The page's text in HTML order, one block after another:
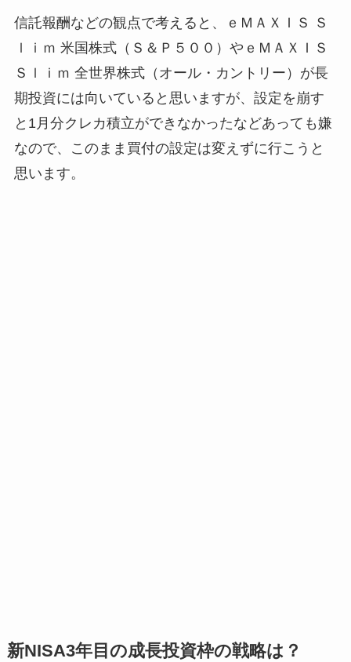
信託報酬などの観点で考えると、ｅＭＡＸＩＳ Ｓ
ｌｉｍ 米国株式（Ｓ＆Ｐ５００）やｅＭＡＸＩＳ
Ｓｌｉｍ 全世界株式（オール・カントリー）が長
期投資には向いていると思いますが、設定を崩す
と1月分クレカ積立ができなかったなどあっても嫌
なので、このまま買付の設定は変えずに行こうと
思います。
新NISA3年目の成長投資枠の戦略は？